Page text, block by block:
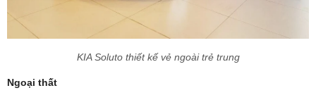
KIA Soluto thiết kế vẻ ngoài trẻ trung
Ngoại thất